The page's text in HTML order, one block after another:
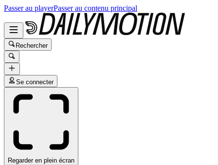
Passer au playerPasser au contenu principal
Rechercher
Se connecter
Regarder en plein écran